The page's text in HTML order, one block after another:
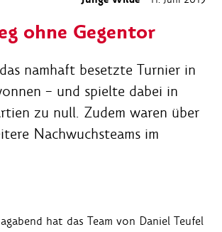
ohne Gegentor
namhaft besetzte Turnier in
– und spielte dabei in
zu null. Zudem waren über
Nachwuchsteams im
hat das Team von Daniel Teufel